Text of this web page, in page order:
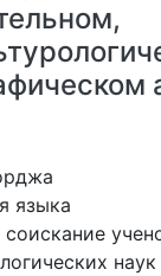
языка
наук